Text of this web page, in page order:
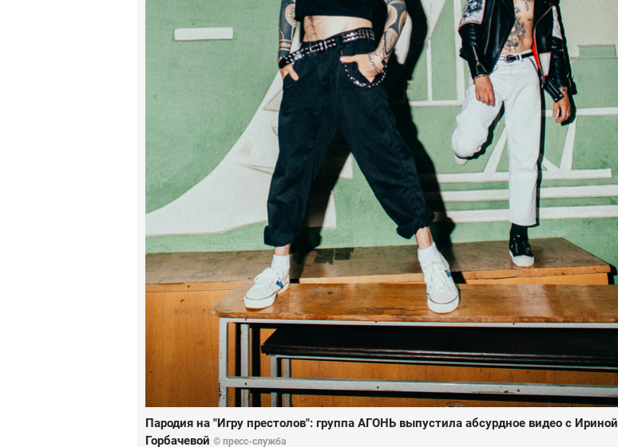
Пародия на "Игру престолов": группа АГОНЬ выпустила абсурдное видео с Ириной
Горбачевой © пресс-служба